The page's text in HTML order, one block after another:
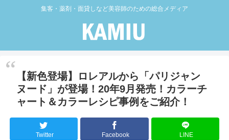
集客・薬剤・面貸しなど美容師のための総合メディア
【新色登場】ロレアルから「パリジャン
ヌード」が登場！20年9月発売！カラーチ
ャート＆カラーレシピ事例をご紹介！
Twitter Facebook LINE